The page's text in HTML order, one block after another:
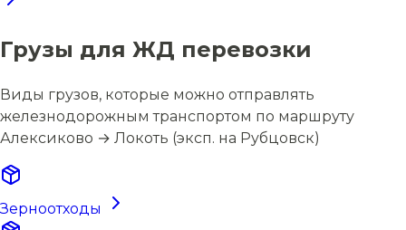
Грузы для ЖД перевозки
Виды грузов, которые можно отправлять
железнодорожным транспортом по маршруту
Алексиково → Локоть (эксп. на Рубцовск)
Зерноотходы